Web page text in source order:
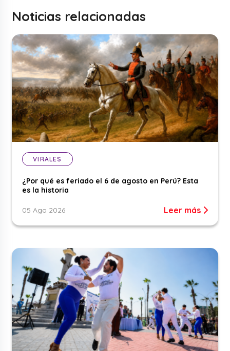
Noticias relacionadas
VIRALES
¿Por qué es feriado el 6 de agosto en Perú? Esta
es la historia
05 Ago 2026 Leer más